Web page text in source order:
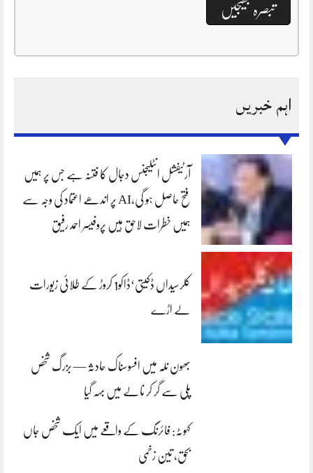
اہم خبریں
آرٹیفشل انٹلیجنس دجال کا فتنہ ہے جس پر ہمیں
فتح حاصل ہو گی،AI پر اندھے اعتماد کی وجہ سے
ہمیں خطرات لاحق ہیں پروفیسر احمد رفیق
کلرسیداں ڈکیتی‘ڈاکو1 کروڑ کے طلائی زیورات
لے اڑے
بھون نلہ میں افسوسناک حادثہ — بزرگ شخص
پلی سے گر کر نالے میں بہہ گیا
کہوٹہ: فائرنگ کے واقعے میں ایک شخص جاں
بحق، تین زخمی